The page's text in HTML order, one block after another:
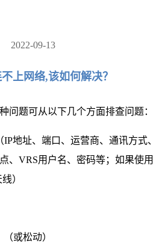
2022-09-13
上网络,该如何解决？
问题可从以下几个方面排查问题：
地址、端口、运营商、通讯方式、
、VRS用户名、密码等；如果使用
）
或松动）